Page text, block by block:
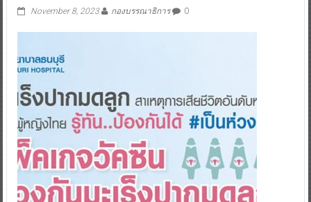
November 8, 2023 กองบรรณาธิการ 0